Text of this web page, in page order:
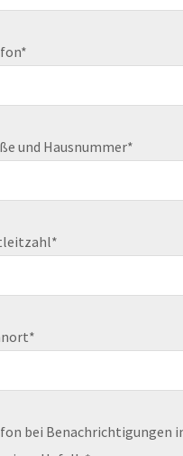
und Hausnummer*
bei Benachrichtigungen